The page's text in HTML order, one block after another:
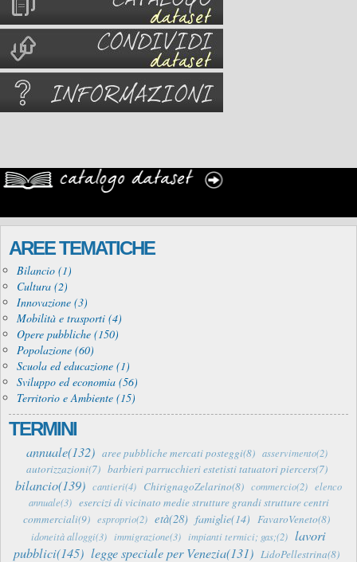
AREE TEMATICHE
Bilancio (1)
Cultura (2)
Innovazione (3)
Mobilità e trasporti (4)
Opere pubbliche (150)
Popolazione (60)
Scuola ed educazione (1)
Sviluppo ed economia (56)
Territorio e Ambiente (15)
TERMINI
annuale(132) aree pubbliche mercati posteggi(8) asservimento(2)
autorizzazioni(7) barbieri parrucchieri estetisti tatuatori piercers(7)
bilancio(139) cantieri(4) ChirignagoZelarino(8) commercio(2) elenco
annuale(3) esercizi di vicinato medie strutture grandi strutture centri
commerciali(9) esproprio(2) età(28) famiglie(14) FavaroVeneto(8)
idoneità alloggi(3) immigrazione(3) impianti termici; gas;(2) lavori
pubblici(145) legge speciale per Venezia(131) LidoPellestrina(8)